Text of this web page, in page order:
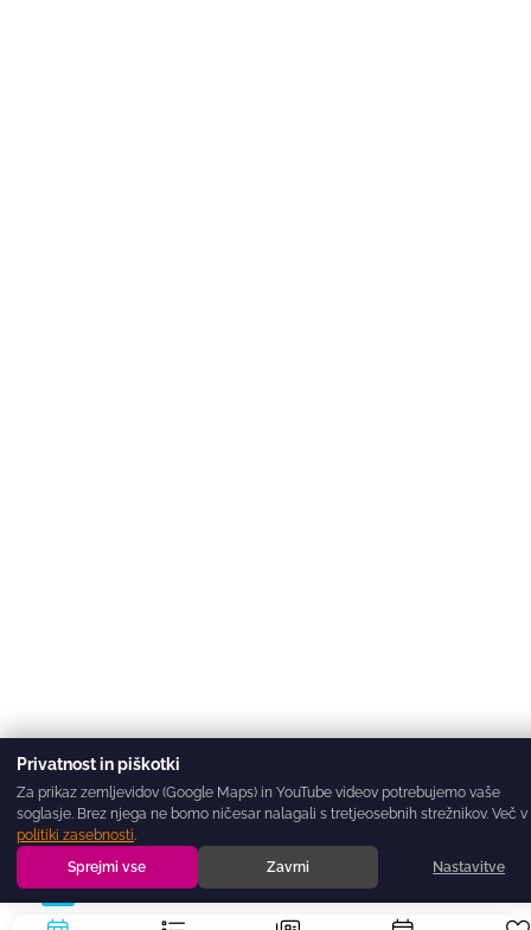
Privatnost in piškotki
Za prikaz zemljevidov (Google Maps) in YouTube videov potrebujemo vaše
soglasje. Brez njega ne bomo ničesar nalagali s tretjeosebnih strežnikov. Več v
politiki zasebnosti.
Sprejmi vse
Zavrni Nastavitve